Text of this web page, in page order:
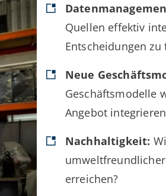
Quellen effektiv
Entscheidungen
Neue
Geschäftsmodelle
Angebot
Nachhaltigkeit:
erreichen?